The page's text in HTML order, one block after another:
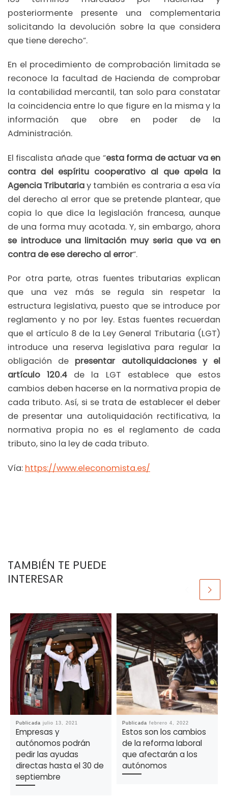
posteriormente presente una complementaria
solicitando la devolución sobre la que considera
que tiene derecho”.
En el procedimiento de comprobación limitada se
reconoce la facultad de Hacienda de comprobar
la contabilidad mercantil, tan solo para constatar
la coincidencia entre lo que figure en la misma y la
información que obre en poder de la
Administración.
El fiscalista añade que “esta forma de actuar va en
contra del espíritu cooperativo al que apela la
Agencia Tributariay también es contraria a esa vía
del derecho al error que se pretende plantear, que
copia lo que dice la legislación francesa, aunque
de una forma muy acotada. Y, sin embargo, ahora
se introduce una limitación muy seria que va en
contra de ese derecho al error“.
Por otra parte, otras fuentes tributarias explican
que una vez más se regula sin respetar la
estructura legislativa, puesto que se introduce por
reglamento y no por ley. Estas fuentes recuerdan
que el artículo 8 de la Ley General Tributaria (LGT)
introduce una reserva legislativa para regular la
obligación de presentar autoliquidaciones y el
artículo 120.4 de la LGT establece que estos
cambios deben hacerse en la normativa propia de
cada tributo. Así, si se trata de establecer el deber
de presentar una autoliquidación rectificativa, la
normativa propia no es el reglamento de cada
tributo, sino la ley de cada tributo.
Vía: https://www.eleconomista.es/
TAMBIÉN TE PUEDE
INTERESAR
Publicada julio 13, 2021
Empresas y
autónomos podrán
pedir las ayudas
directas hasta el 30 de
septiembre
Publicada febrero 4, 2022
Estos son los cambios
de la reforma laboral
que afectarán a los
autónomos